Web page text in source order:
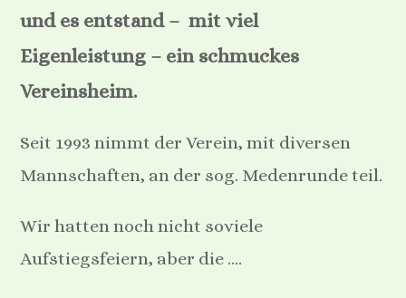
und es entstand – mit viel
Eigenleistung – ein schmuckes
Vereinsheim.
Seit 1993 nimmt der Verein, mit diversen
Mannschaften, an der sog. Medenrunde teil.
Wir hatten noch nicht soviele
Aufstiegsfeiern, aber die ….